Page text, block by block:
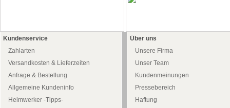
Kundenservice
Zahlarten
Versandkosten & Lieferzeiten
Anfrage & Bestellung
Allgemeine Kundeninfo
Heimwerker -Tipps-
Über uns
Unsere Firma
Unser Team
Kundenmeinungen
Pressebereich
Haftung